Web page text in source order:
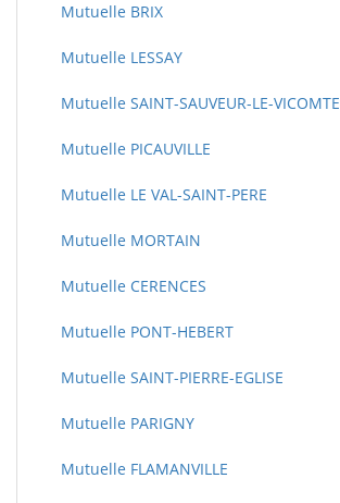
Mutuelle BRIX
Mutuelle LESSAY
Mutuelle SAINT-SAUVEUR-LE-VICOMTE
Mutuelle PICAUVILLE
Mutuelle LE VAL-SAINT-PERE
Mutuelle MORTAIN
Mutuelle CERENCES
Mutuelle PONT-HEBERT
Mutuelle SAINT-PIERRE-EGLISE
Mutuelle PARIGNY
Mutuelle FLAMANVILLE